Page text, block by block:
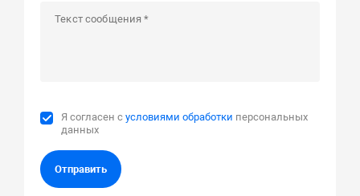
Я согласен сусловиями обработки персональных
данных
Отправить